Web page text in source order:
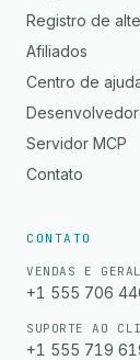
Registro de
Afiliados
Centro de
Servidor MCP
Contato
CONTATO
VENDAS E
+1 555 706
SUPORTE AO
+1 555 719